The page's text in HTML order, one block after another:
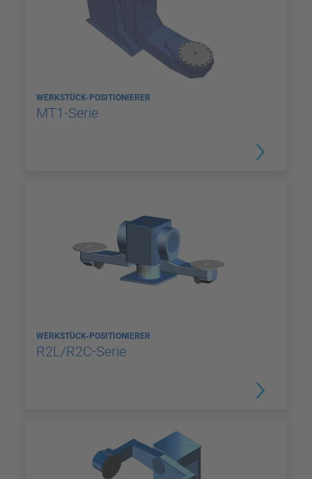
WERKSTÜCK-POSITIONIERER
MT1-Serie
WERKSTÜCK-POSITIONIERER
R2L/R2C-Serie